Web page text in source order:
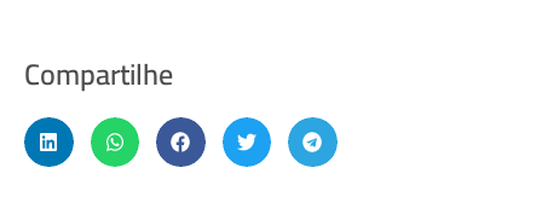
Compartilhe